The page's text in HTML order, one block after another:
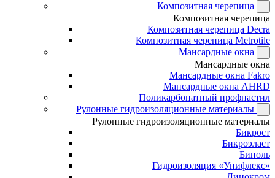
Композитная черепица
Композитная черепица
Композитная черепица Decra
Композитная черепица Metrotile
Мансардные окна
Мансардные окна
Мансардные окна Fakro
Мансардные окна AHRD
Поликарбонатный профнастил
Рулонные гидроизоляционные материалы
Рулонные гидроизоляционные материалы
Бикрост
Бикроэласт
Биполь
Гидроизоляция «Унифлекс»